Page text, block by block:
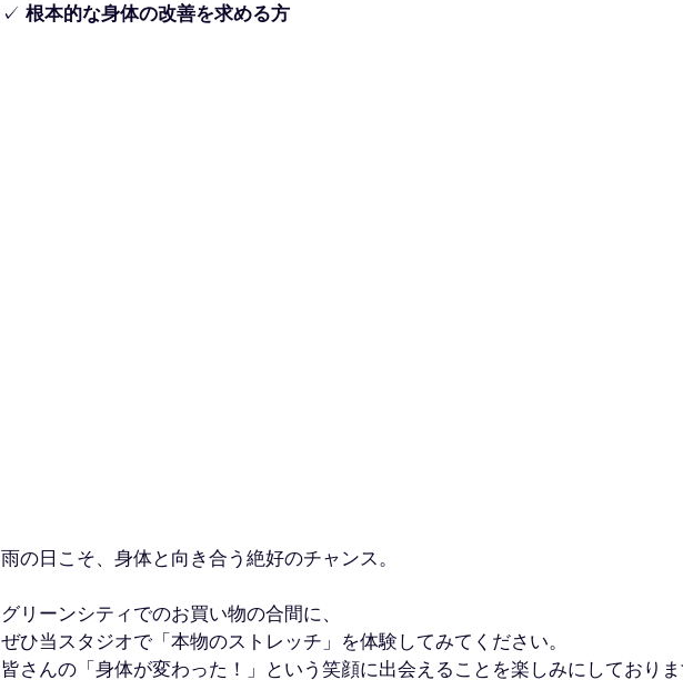
✓ 根本的な身体の改善を求める方
雨の日こそ、身体と向き合う絶好のチャンス。
グリーンシティでのお買い物の合間に、
ぜひ当スタジオで「本物のストレッチ」を体験してみてください。
皆さんの「身体が変わった！」という笑顔に出会えることを楽しみにしており